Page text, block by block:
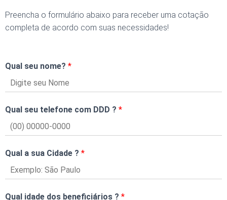
Preencha o formulário abaixo para receber uma cotação
completa de acordo com suas necessidades!
Qual seu nome? *
Qual seu telefone com DDD ? *
Qual a sua Cidade ? *
Qual idade dos beneficiários ? *